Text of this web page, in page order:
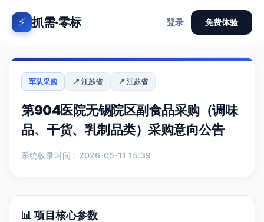
⚡ 抓需·零标 登录 免费体验
军队采购 📍 江苏省 📍 江苏省
第904医院无锡院区副食品采购（调味
品、干货、乳制品类）采购意向公告
系统收录时间：2026-05-11 15:39
📊 项目核心参数